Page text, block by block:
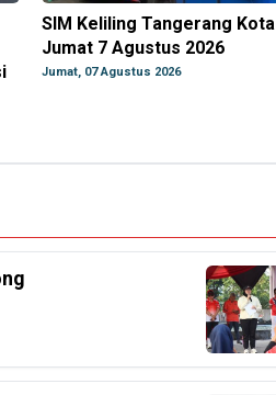
SIM Keliling Tangerang Kota
Jumat 7 Agustus 2026
Jumat, 07 Agustus 2026